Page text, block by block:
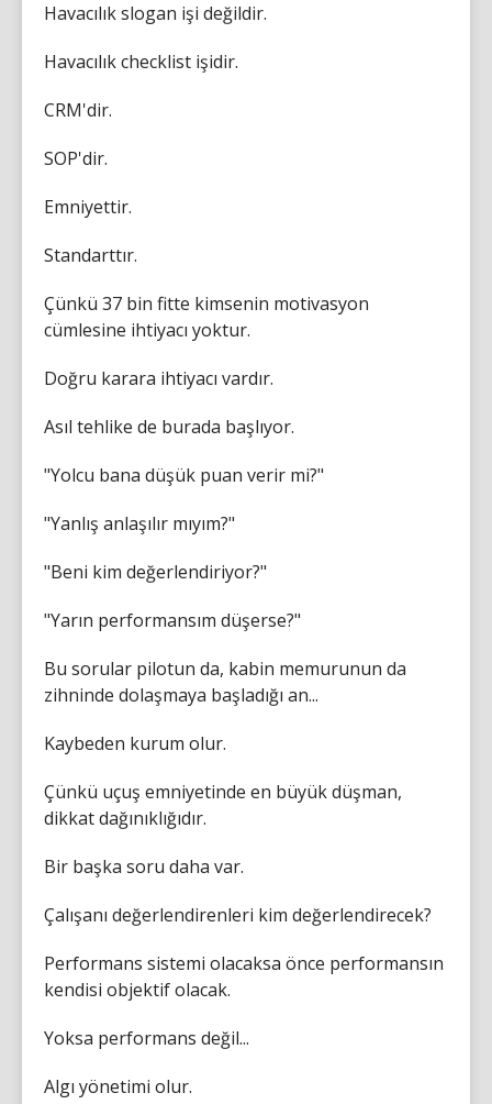
Havacılık slogan işi değildir.
Havacılık checklist işidir.
CRM'dir.
SOP'dir.
Emniyettir.
Standarttır.
Çünkü 37 bin fitte kimsenin motivasyon
cümlesine ihtiyacı yoktur.
Doğru karara ihtiyacı vardır.
Asıl tehlike de burada başlıyor.
"Yolcu bana düşük puan verir mi?"
"Yanlış anlaşılır mıyım?"
"Beni kim değerlendiriyor?"
"Yarın performansım düşerse?"
Bu sorular pilotun da, kabin memurunun da
zihninde dolaşmaya başladığı an...
Kaybeden kurum olur.
Çünkü uçuş emniyetinde en büyük düşman,
dikkat dağınıklığıdır.
Bir başka soru daha var.
Çalışanı değerlendirenleri kim değerlendirecek?
Performans sistemi olacaksa önce performansın
kendisi objektif olacak.
Yoksa performans değil...
Algı yönetimi olur.